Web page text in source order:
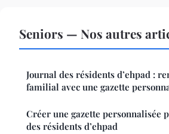
Seniors — Nos autres
Journal des résidents d’ehpad :
familial avec une gazette
Créer une gazette personnalisée
des résidents d’ehpad